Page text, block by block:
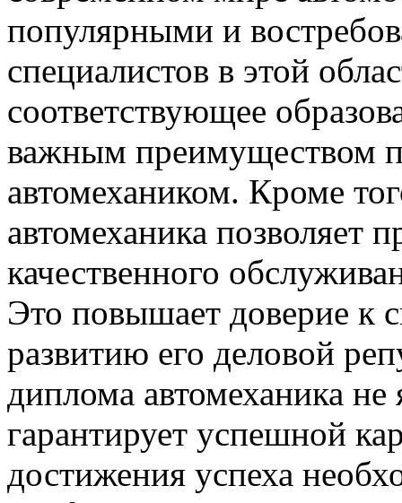
популярными и
специалистов в этой
соответствующее
важным преимуществом
автомехаником. Кроме
автомеханика позволяет
качественного
Это повышает доверие к
развитию его деловой
диплома автомеханика не
гарантирует успешной
достижения успеха